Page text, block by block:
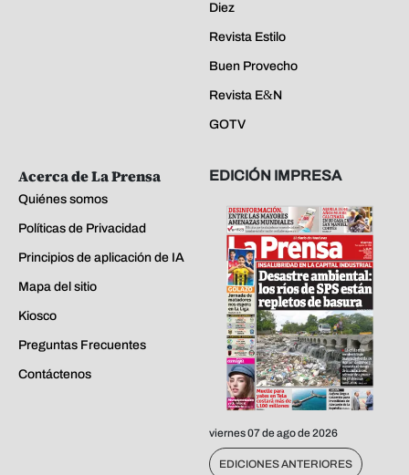
Diez
Revista Estilo
Buen Provecho
Revista E&N
GOTV
Acerca de La Prensa
Quiénes somos
Políticas de Privacidad
Principios de aplicación de IA
Mapa del sitio
Kiosco
Preguntas Frecuentes
Contáctenos
EDICIÓN IMPRESA
viernes 07 de ago de 2026
EDICIONES ANTERIORES